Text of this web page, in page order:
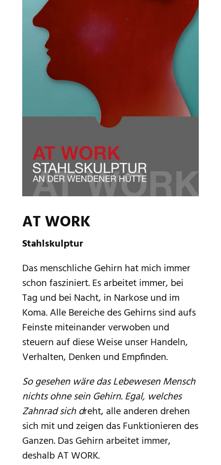
AT WORK
Stahlskulptur
Das menschliche Gehirn hat mich immer
schon fasziniert. Es arbeitet immer, bei
Tag und bei Nacht, in Narkose und im
Koma. Alle Bereiche des Gehirns sind aufs
Feinste miteinander verwoben und
steuern auf diese Weise unser Handeln,
Verhalten, Denken und Empfinden.
So gesehen wäre das Lebewesen Mensch
nichts ohne sein Gehirn. Egal, welches
Zahnrad sich dreht, alle anderen drehen
sich mit und zeigen das Funktionieren des
Ganzen. Das Gehirn arbeitet immer,
deshalb AT WORK.